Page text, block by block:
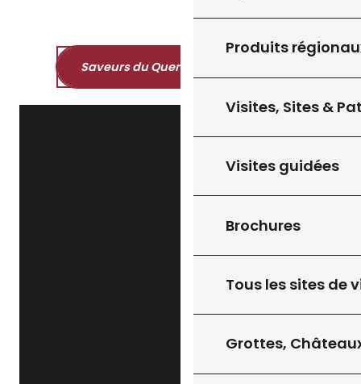
Produits
Visites, Sites &
Visites guidées
Brochures
Tous les sites de
Grottes,
Saveurs du Quercy et du Périgord